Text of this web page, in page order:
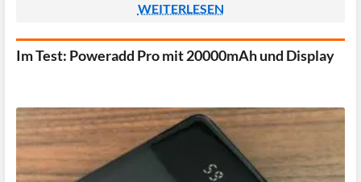
WEITERLESEN
Im Test: Poweradd Pro mit 20000mAh und Display